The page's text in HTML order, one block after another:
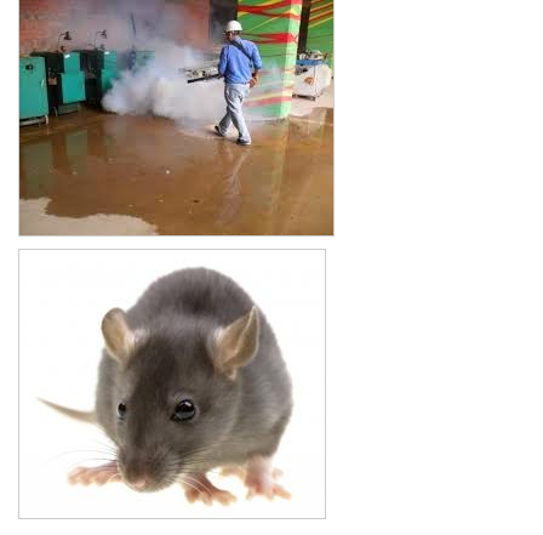
Xe đẩy làm vệ sinh Sài Gòn